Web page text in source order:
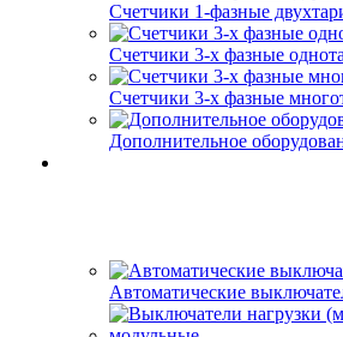
Счетчики 1-фазные
Счетчики 3-х фазные
Счетчики 3-х фазные
Дополнительное
Автоматические